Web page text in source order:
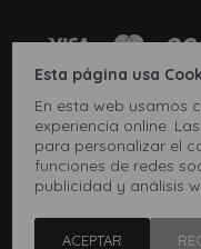
Esta página usa
En esta web usamos
experiencia online.
para personalizar el
funciones de redes
publicidad y análisis
ACEPTAR
© Copyright 2026 / Inbox